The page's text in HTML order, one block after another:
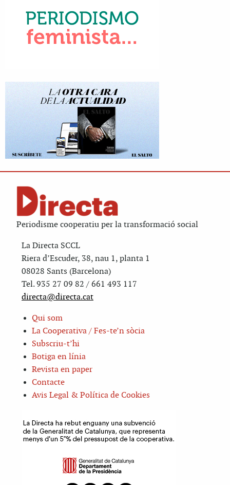
Periodisme cooperatiu per la transformació social
La Directa SCCL
Riera d’Escuder, 38, nau 1, planta 1
08028 Sants (Barcelona)
Tel. 935 27 09 82 / 661 493 117
directa@directa.cat
Qui som
La Cooperativa / Fes-te’n sòcia
Subscriu-t’hi
Botiga en línia
Revista en paper
Contacte
Avis Legal & Política de Cookies